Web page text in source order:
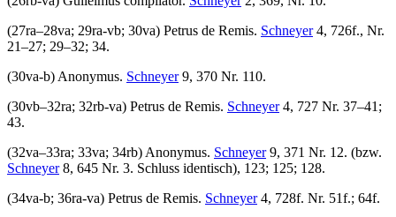
(27ra–28va; 29ra-vb; 30va) Petrus de Remis. Schneyer4, 726f., Nr.
21–27; 29–32; 34.
(30va-b) Anonymus. Schneyer9, 370 Nr. 110.
(30vb–32ra; 32rb-va) Petrus de Remis. Schneyer4, 727 Nr. 37–41;
43.
(32va–33ra; 33va; 34rb) Anonymus. Schneyer9, 371 Nr. 12. (bzw.
Schneyer8, 645 Nr. 3. Schluss identisch), 123; 125; 128.
(34va-b; 36ra-va) Petrus de Remis. Schneyer4, 728f. Nr. 51f.; 64f.